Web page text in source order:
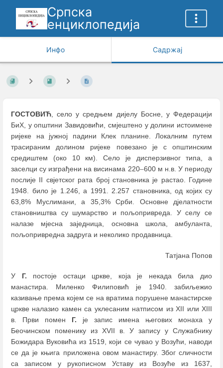
Српска
енциклопедија
Инфо Садржај
ГОСТОВИЋ, село у средњем дијелу Босне, у Федерацији
БиХ, у општини Завидовићи, смјештено у долини истоимене
ријеке на јужној падини Клек планине. Локалним путем
трасираним долином ријеке повезано је с општинским
средиштем (око 10 км). Село је дисперзивног типа, а
заселци су изграђени на висинама 220–600 м н.в. У периоду
послије II свјетског рата број становника је растао. Године
1948. било је 1.246, а 1991. 2.257 становника, од којих су
63,8% Муслимани, а 35,3% Срби. Основне дјелатности
становништва су шумарство и пољопривреда. У селу се
налазе мјесна заједница, основна школа, амбуланта,
пољопривредна задруга и неколико продавница.
Татјана Попов
У Г. постоје остаци цркве, која је некада била дио
манастира. Миленко Филиповић је 1940. забиљежио
казивање према којем се на вратима порушене манастирске
цркве налазио камен са уклесаним натписом из XII или XIII
в. Први помен Г. је запис имена његових монаха у
Беочинском поменику из XVII в. У запису у Служабнику
Божидара Вуковића из 1519, који се чувао у Возући, наводи
се да је књига приложена овом манастиру. Због сличности
са записом у рукописном Уставу из Возуће из 1637,